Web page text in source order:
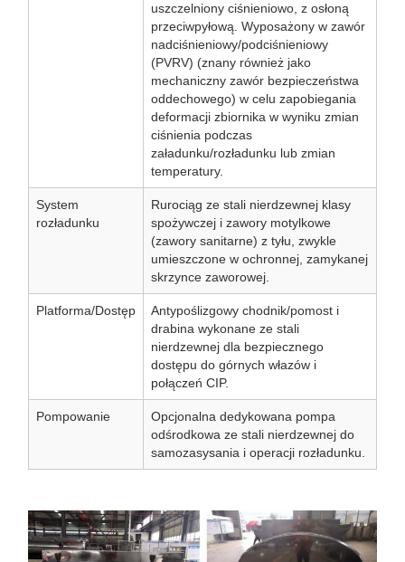
uszczelniony ciśnieniowo, z osłoną
przeciwpyłową. Wyposażony w zawór
nadciśnieniowy/podciśnieniowy
(PVRV) (znany również jako
mechaniczny zawór bezpieczeństwa
oddechowego) w celu zapobiegania
deformacji zbiornika w wyniku zmian
ciśnienia podczas
załadunku/rozładunku lub zmian
temperatury.
System
rozładunku
Rurociąg ze stali nierdzewnej klasy
spożywczej i zawory motylkowe
(zawory sanitarne) z tyłu, zwykle
umieszczone w ochronnej, zamykanej
skrzynce zaworowej.
Platforma/Dostęp
Antypoślizgowy chodnik/pomost i
drabina wykonane ze stali
nierdzewnej dla bezpiecznego
dostępu do górnych włazów i
połączeń CIP.
Pompowanie
Opcjonalna dedykowana pompa
odśrodkowa ze stali nierdzewnej do
samozasysania i operacji rozładunku.